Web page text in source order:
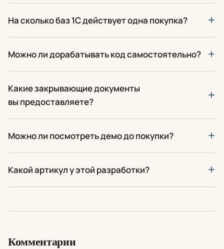
На сколько баз 1С действует одна покупка?
Можно ли дорабатывать код самостоятельно?
Какие закрывающие документы
вы предоставляете?
Можно ли посмотреть демо до покупки?
Какой артикул у этой разработки?
Комментарии